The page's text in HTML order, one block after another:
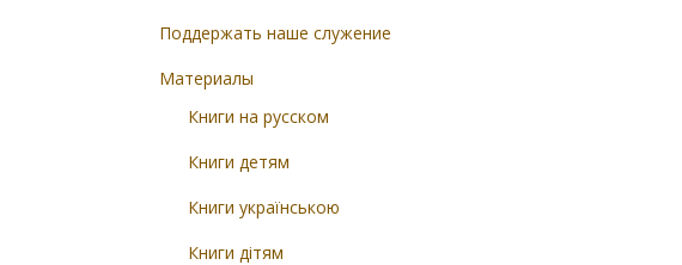
Поддержать наше служение
Материалы
Книги на русском
Книги детям
Книги українською
Книги дітям